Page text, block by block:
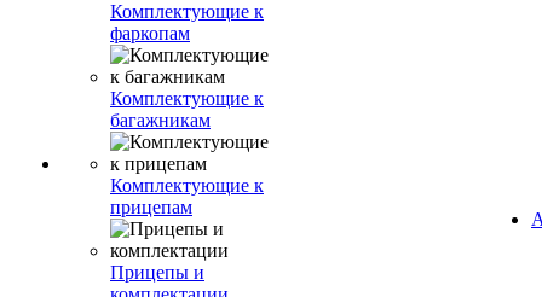
Комплектующие к
фаркопам
Комплектующие к
багажникам
Комплектующие к
прицепам
Прицепы и